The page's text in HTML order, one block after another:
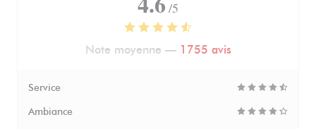
/5
Note moyenne — 1755 avis
Service
Ambiance